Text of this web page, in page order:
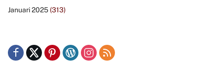
Januari 2025 (313)